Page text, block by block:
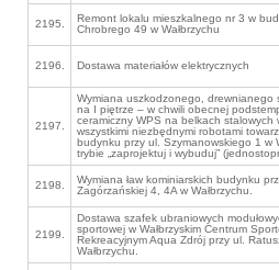
2195.
Remont lokalu mieszkalnego nr 3 w
Chrobrego 49 w Wałbrzychu
2196. Dostawa materiałów elektrycznych
2197.
Wymiana uszkodzonego, drewnianego
na I piętrze – w chwili obecnej
ceramiczny WPS na belkach stalowych
wszystkimi niezbędnymi robotami
budynku przy ul. Szymanowskiego 1 w
trybie „zaprojektuj i wybuduj”
2198.
Wymiana ław kominiarskich budynku
Zagórzańskiej 4, 4A w Wałbrzychu.
2199.
Dostawa szafek ubraniowych
sportowej w Wałbrzyskim Centrum
Rekreacyjnym Aqua Zdrój przy ul.
Wałbrzychu.